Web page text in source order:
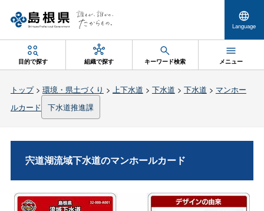
Language
目的で探す 組織で探す キーワード検索 メニュー
トップ> 環境・県土づくり > 上下水道 > 下水道 > 下水道 > マンホー
ルカード
下水道推進課
宍道湖流域下水道のマンホールカード